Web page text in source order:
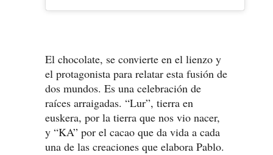
El chocolate, se convierte en el lienzo y
el protagonista para relatar esta fusión de
dos mundos. Es una celebración de
raíces arraigadas. “Lur”, tierra en
euskera, por la tierra que nos vio nacer,
y “KA” por el cacao que da vida a cada
una de las creaciones que elabora Pablo.